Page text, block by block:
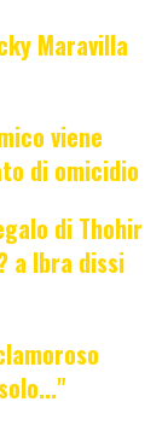
Maravilla
viene
di omicidio
di Thohir
a Ibra dissi